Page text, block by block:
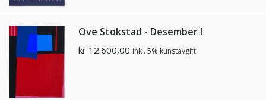
Ove Stokstad - Desember I
kr 12.600,00 inkl. 5% kunstavgift